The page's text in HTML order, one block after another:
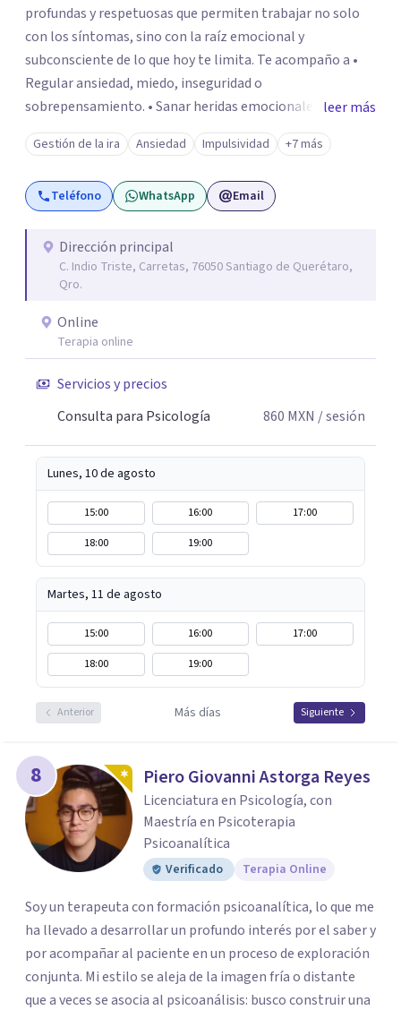
profundas y respetuosas que permiten trabajar no solo
con los síntomas, sino con la raíz emocional y
subconsciente de lo que hoy te limita. Te acompaño a •
Regular ansiedad, miedo, inseguridad o
sobrepensamiento. • Sanar heridas emocionales y
fortalecer tu autoestima. . Comprender por qué repites
ciertos patrones o emociones. Puedes superar lo que te
preocupa y lograr tus objetivos más pronto de lo que
imaginas. Contáctame por Wahtsapp. Puedo ayudarte.
leer más
Gestión de la ira Ansiedad Impulsividad +7 más
Teléfono WhatsApp Email
Dirección principal
C. Indio Triste, Carretas, 76050 Santiago de Querétaro,
Qro.
Online
Terapia online
Servicios y precios
Consulta para Psicología
860 MXN / sesión
Lunes, 10 de agosto
15:00 16:00
17:00
18:00
19:00
Martes, 11 de agosto
15:00 16:00
17:00
18:00
19:00
Anterior Más días Siguiente
8 Piero Giovanni Astorga Reyes
Licenciatura en Psicología, con
Maestría en Psicoterapia
Psicoanalítica
Verificado Terapia Online
Soy un terapeuta con formación psicoanalítica, lo que me
ha llevado a desarrollar un profundo interés por el saber y
por acompañar al paciente en un proceso de exploración
conjunta. Mi estilo se aleja de la imagen fría o distante
que a veces se asocia al psicoanálisis: busco construir una